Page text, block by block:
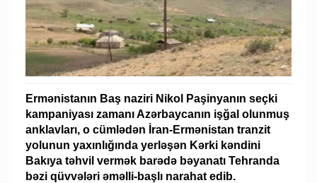
Ermənistanın Baş naziri Nikol Paşinyanın seçki
kampaniyası zamanı Azərbaycanın işğal olunmuş
anklavları, o cümlədən İran-Ermənistan tranzit
yolunun yaxınlığında yerləşən Kərki kəndini
Bakıya təhvil vermək barədə bəyanatı Tehranda
bəzi qüvvələri əməlli-başlı narahat edib.